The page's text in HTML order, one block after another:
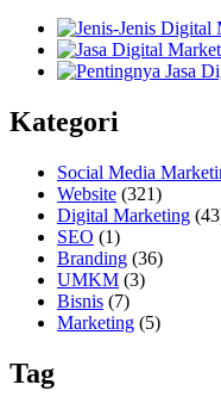
Kategori
Social Media
Website (321)
Digital Marketing
SEO (1)
Branding (36)
UMKM (3)
Bisnis (7)
Marketing (5)
Tag